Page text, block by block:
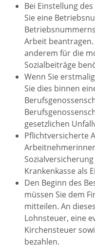
Bei Einstellung
Sie eine
Arbeit
anderem für die
Sozialbeiträge
Wenn Sie
Sie dies binnen
gesetzlichen
Pflichtversicherte
Krankenkasse als
Den Beginn des
müssen Sie dem
mitteilen. An
Lohnsteuer, eine
Kirchensteuer
bezahlen.